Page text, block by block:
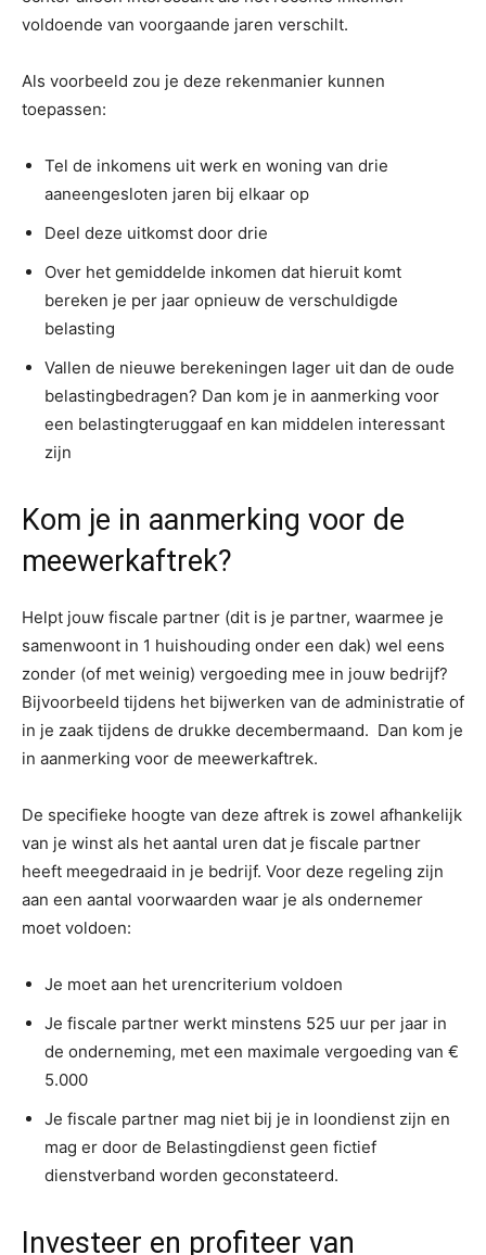
voldoende van voorgaande jaren verschilt.
Als voorbeeld zou je deze rekenmanier kunnen
toepassen:
Tel de inkomens uit werk en woning van drie
aaneengesloten jaren bij elkaar op
Deel deze uitkomst door drie
Over het gemiddelde inkomen dat hieruit komt
bereken je per jaar opnieuw de verschuldigde
belasting
Vallen de nieuwe berekeningen lager uit dan de oude
belastingbedragen? Dan kom je in aanmerking voor
een belastingteruggaaf en kan middelen interessant
zijn
Kom je in aanmerking voor de
meewerkaftrek?
Helpt jouw fiscale partner (dit is je partner, waarmee je
samenwoont in 1 huishouding onder een dak) wel eens
zonder (of met weinig) vergoeding mee in jouw bedrijf?
Bijvoorbeeld tijdens het bijwerken van de administratie of
in je zaak tijdens de drukke decembermaand. Dan kom je
in aanmerking voor de meewerkaftrek.
De specifieke hoogte van deze aftrek is zowel afhankelijk
van je winst als het aantal uren dat je fiscale partner
heeft meegedraaid in je bedrijf. Voor deze regeling zijn
aan een aantal voorwaarden waar je als ondernemer
moet voldoen:
Je moet aan het urencriterium voldoen
Je fiscale partner werkt minstens 525 uur per jaar in
de onderneming, met een maximale vergoeding van €
5.000
Je fiscale partner mag niet bij je in loondienst zijn en
mag er door de Belastingdienst geen fictief
dienstverband worden geconstateerd.
Investeer en profiteer van